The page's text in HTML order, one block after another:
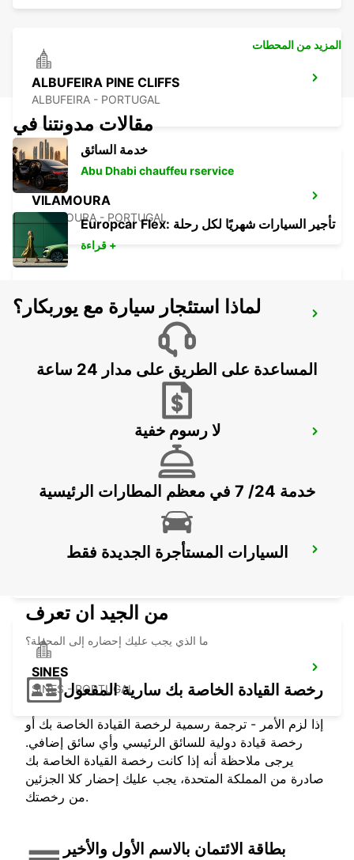
ALBUFEIRA PINE CLIFFS
ALBUFEIRA - PORTUGAL
VILAMOURA
VILAMOURA - PORTUGAL
FARO MONTENEGRO
MONTE GORDO
SINES
SINES - PORTUGAL
المزيد من المحطات
مقالات مدونتنا في
خدمة السائق
Abu Dhabi chauffeu rservice
Europcar Flex: تأجير السيارات شهريًا لكل رحلة
قراءة +
لماذا استئجار سيارة مع يوربكار؟
المساعدة على الطريق على مدار 24 ساعة
لا رسوم خفية
خدمة 24/ 7 في معظم المطارات الرئيسية
السيارات المستأجرة الجديدة فقط
من الجيد ان تعرف
ما الذي يجب عليك إحضاره إلى المحطة؟
رخصة القيادة الخاصة بك سارية المفعول
إذا لزم الأمر - ترجمة رسمية لرخصة القيادة الخاصة بك أو
رخصة قيادة دولية للسائق الرئيسي وأي سائق إضافي.
يرجى ملاحظة أنه إذا كانت رخصة القيادة الخاصة بك
صادرة من المملكة المتحدة، يجب عليك إحضار كلا الجزئين
من رخصتك.
بطاقة الائتمان بالاسم الأول والأخير